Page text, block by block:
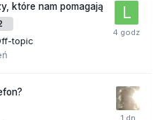
które nam pomagają
topic